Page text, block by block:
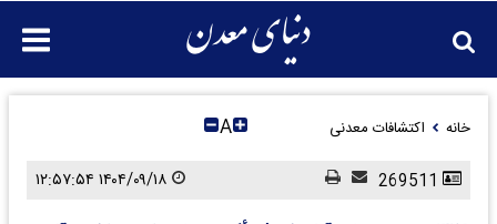
خانه اکتشافات معدنی A